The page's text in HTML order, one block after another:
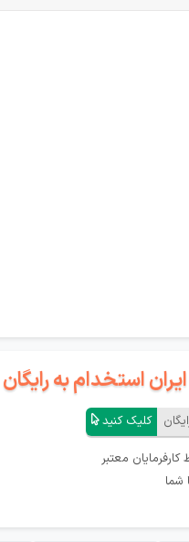
ایران استخدام به
کلیک کنید
معتبر
شما